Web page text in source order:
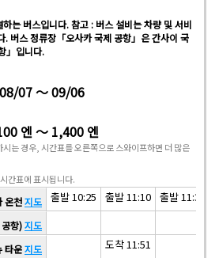
는 버스입니다. 참고 : 버스 설비는 차량 및 서비
. 버스 정류장「오사카 국제 공항」은 간사이 국
」입니다.
08/07 ～ 09/06
엔 ～ 1,400 엔
는 경우, 시간표를 오른쪽으로 스와이프하면 더 많은
간표에 표시됩니다.
온천지도 출발 10:25 출발 11:10 출발 11:30
항)지도
타운지도 도착 11:51